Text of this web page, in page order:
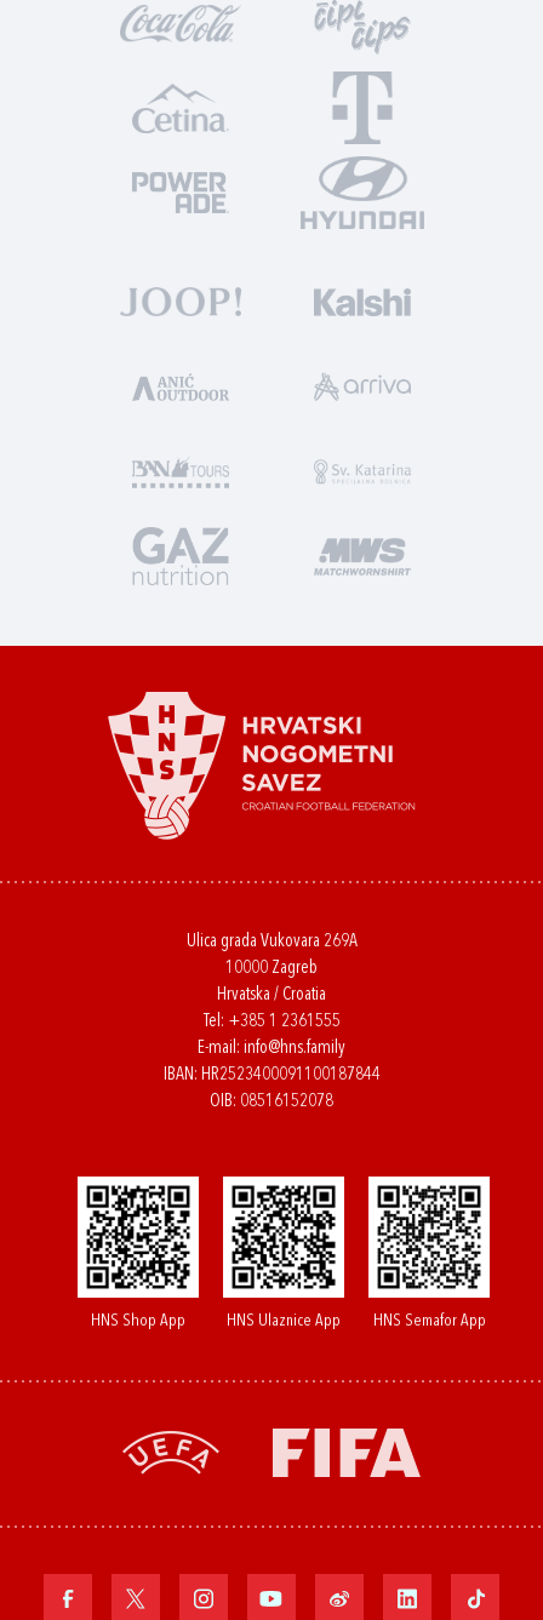
Ulica grada Vukovara 269A
10000 Zagreb
Hrvatska / Croatia
Tel: +385 1 2361555
E-mail: info@hns.family
IBAN: HR2523400091100187844
OIB: 08516152078
HNS Shop App HNS Ulaznice App HNS Semafor App